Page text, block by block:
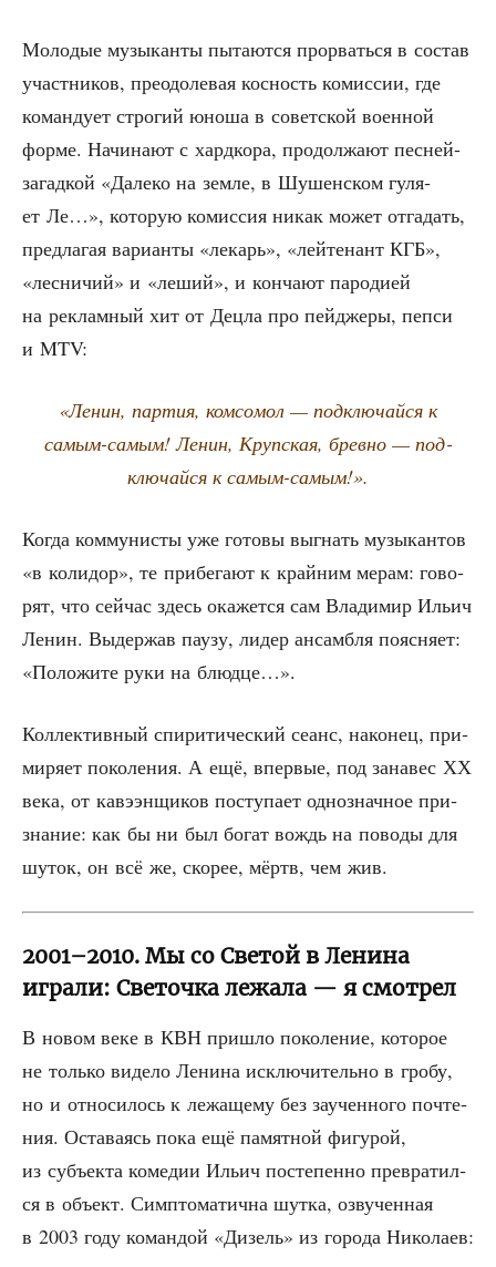
Моло­дые музы­кан­ты пыта­ют­ся про­рвать­ся в состав
участ­ни­ков, пре­одо­ле­вая кос­ность комис­сии, где
коман­ду­ет стро­гий юно­ша в совет­ской воен­ной
фор­ме. Начи­на­ют с хард­ко­ра, про­дол­жа­ют пес­ней-
загад­кой «Дале­ко на зем­ле, в Шушен­ском гуля­
ет Ле…», кото­рую комис­сия никак может отга­дать,
пред­ла­гая вари­ан­ты «лекарь», «лей­те­нант КГБ»,
«лес­ни­чий» и «леший», и кон­ча­ют паро­ди­ей
на реклам­ный хит от Дец­ла про пей­дже­ры, пеп­си
и MTV:
«Ленин, пар­тия, ком­со­мол — под­клю­чай­ся к
самым-самым! Ленин, Круп­ская, брев­но — под­
клю­чай­ся к самым-самым!».
Когда ком­му­ни­сты уже гото­вы выгнать музы­кан­тов
«в коли­дор», те при­бе­га­ют к край­ним мерам: гово­
рят, что сей­час здесь ока­жет­ся сам Вла­ди­мир Ильич
Ленин. Выдер­жав пау­зу, лидер ансам­бля пояс­ня­ет:
«Поло­жи­те руки на блюдце…».
Кол­лек­тив­ный спи­ри­ти­че­ский сеанс, нако­нец, при­
ми­ря­ет поко­ле­ния. А ещё, впер­вые, под зана­вес ХХ
века, от кавэ­эн­щи­ков посту­па­ет одно­знач­ное при­
зна­ние: как бы ни был богат вождь на пово­ды для
шуток, он всё же, ско­рее, мёртв, чем жив.
2001–2010. Мы со Светой в Ленина
играли: Светочка лежала — я смотрел
В новом веке в КВН при­шло поко­ле­ние, кото­рое
не толь­ко виде­ло Лени­на исклю­чи­тель­но в гро­бу,
но и отно­си­лось к лежа­ще­му без заучен­но­го почте­
ния. Оста­ва­ясь пока ещё памят­ной фигу­рой,
из субъ­ек­та коме­дии Ильич посте­пен­но пре­вра­тил­
ся в объ­ект. Симп­то­ма­тич­на шут­ка, озву­чен­ная
в 2003 году коман­дой «Дизель» из горо­да Николаев: